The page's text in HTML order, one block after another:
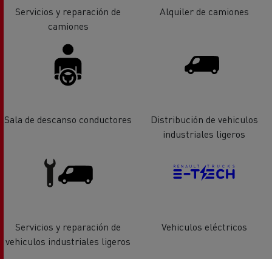
Servicios y reparación de
camiones
Alquiler de camiones
Sala de descanso conductores
Distribución de vehiculos
industriales ligeros
Servicios y reparación de
vehiculos industriales ligeros
Vehiculos eléctricos